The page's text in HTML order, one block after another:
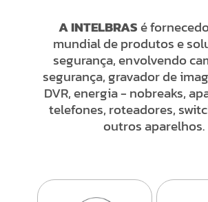
A INTELBRASé
mundial de produtos e
segurança, envolvendo
segurança, gravador de
DVR, energia - nobreaks,
telefones, roteadores,
outros aparelhos.